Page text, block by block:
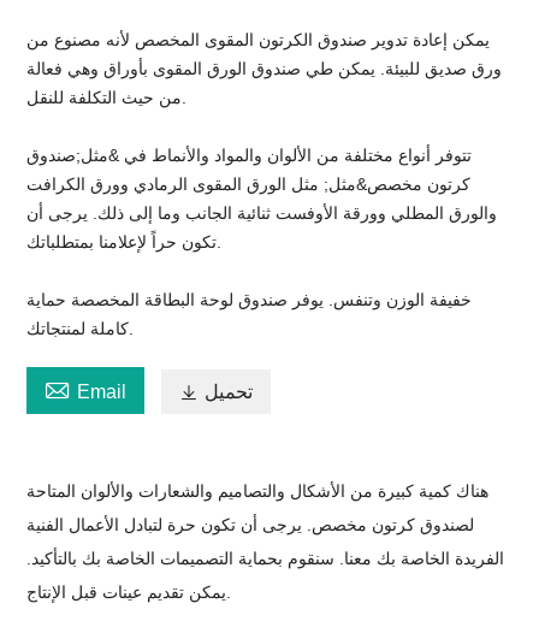
يمكن إعادة تدوير صندوق الكرتون المقوى المخصص لأنه مصنوع من
ورق صديق للبيئة. يمكن طي صندوق الورق المقوى بأوراق وهي فعالة
تتوفر أنواع مختلفة من الألوان والمواد والأنماط في &مثل;صندوق
كرتون مخصص&مثل; مثل الورق المقوى الرمادي وورق الكرافت
والورق المطلي وورقة الأوفست ثنائية الجانب وما إلى ذلك. يرجى أن
خفيفة الوزن وتنفس. يوفر صندوق لوحة البطاقة المخصصة حماية
 Email  تحميل
هناك كمية كبيرة من الأشكال والتصاميم والشعارات والألوان المتاحة
لصندوق كرتون مخصص. يرجى أن تكون حرة لتبادل الأعمال الفنية
الفريدة الخاصة بك معنا. سنقوم بحماية التصميمات الخاصة بك بالتأكيد.